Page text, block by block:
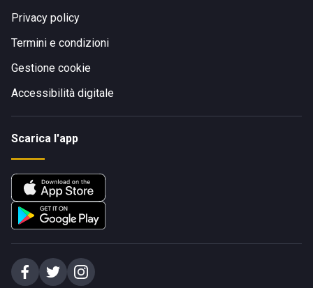
Privacy policy
Termini e condizioni
Gestione cookie
Accessibilità digitale
Scarica l'app